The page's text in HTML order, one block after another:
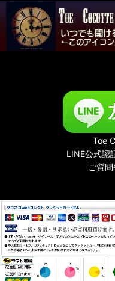
Toe
LINE公式認
ご質問